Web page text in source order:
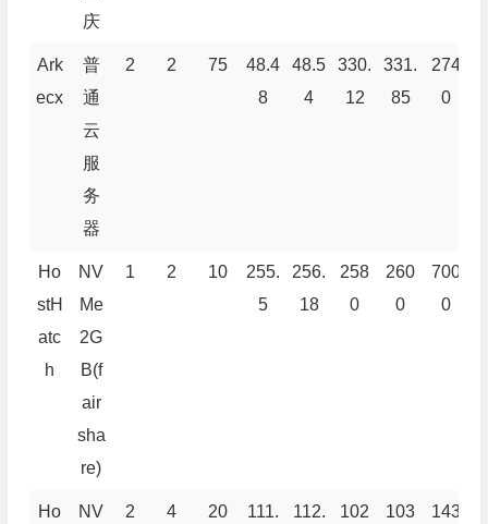
庆
Ark
ecx
普
通
云
服
务
器
2 2 75
48.4
8
48.5
4
330.
12
331.
85
274
0
Ho
stH
atc
h
NV
Me
2G
B(f
air
sha
re)
1 2 10
255.
5
256.
18
258
0
260
0
700
0
Ho
NV
2 4 20
111.
112.
102
103
143